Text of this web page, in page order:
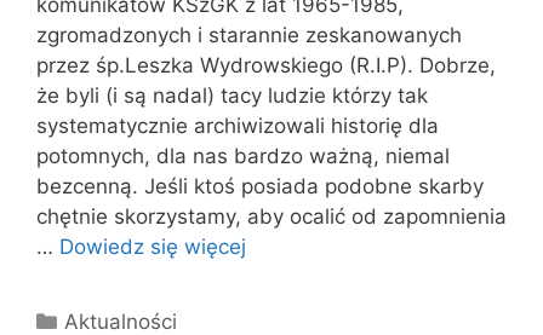
komunikatów KSzGK z lat 1965-1985,
zgromadzonych i starannie zeskanowanych
przez śp.Leszka Wydrowskiego (R.I.P). Dobrze,
że byli (i są nadal) tacy ludzie którzy tak
systematycznie archiwizowali historię dla
potomnych, dla nas bardzo ważną, niemal
bezcenną. Jeśli ktoś posiada podobne skarby
chętnie skorzystamy, aby ocalić od zapomnienia
… Dowiedz się więcej
Kategorie
Aktualności